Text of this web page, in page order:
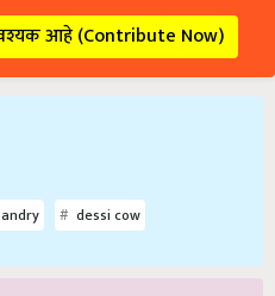
आहे (Contribute Now)
dessi cow